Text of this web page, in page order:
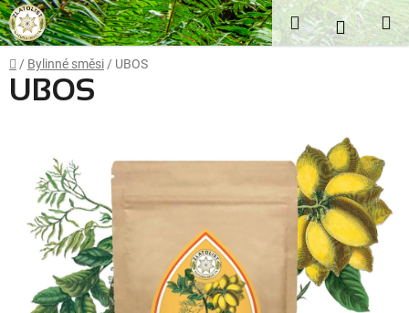
Přejít
na
obsah
Hledat
Domů
/ Bylinné směsi / UBOS
UBOS